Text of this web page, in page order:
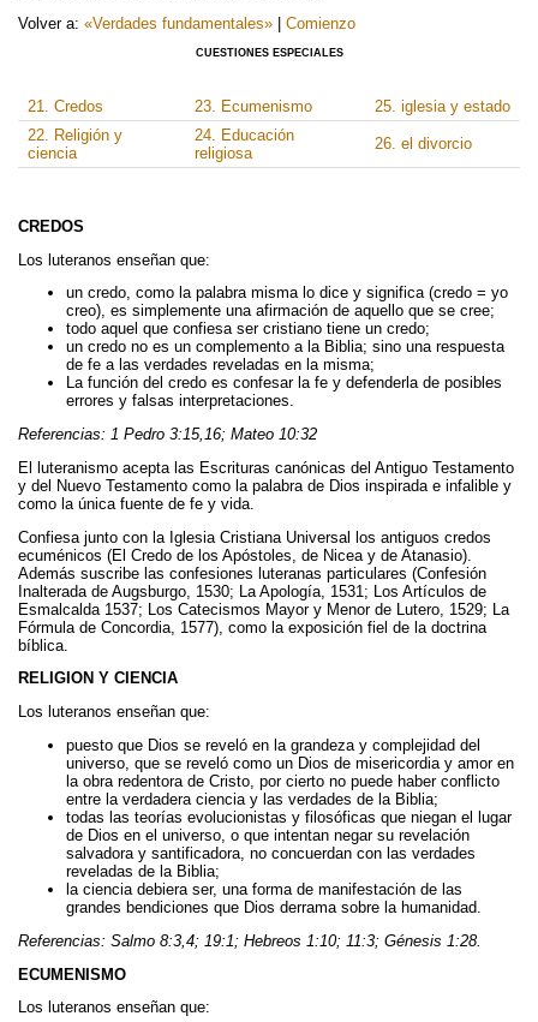
Volver a: «Verdades fundamentales» | Comienzo
CUESTIONES ESPECIALES
21. Credos 23. Ecumenismo
25. iglesia y estado
22. Religión y
ciencia
24. Educación
religiosa
26. el divorcio
CREDOS
Los luteranos enseñan que:
un credo, como la palabra misma lo dice y significa (credo = yo
creo), es simplemente una afirmación de aquello que se cree;
todo aquel que confiesa ser cristiano tiene un credo;
un credo no es un complemento a la Biblia; sino una respuesta
de fe a las verdades reveladas en la misma;
La función del credo es confesar la fe y defenderla de posibles
errores y falsas interpretaciones.
Referencias: 1 Pedro 3:15,16; Mateo 10:32
El luteranismo acepta las Escrituras canónicas del Antiguo Testamento
y del Nuevo Testamento como la palabra de Dios inspirada e infalible y
como la única fuente de fe y vida.
Confiesa junto con la Iglesia Cristiana Universal los antiguos credos
ecuménicos (El Credo de los Apóstoles, de Nicea y de Atanasio).
Además suscribe las confesiones luteranas particulares (Confesión
Inalterada de Augsburgo, 1530; La Apología, 1531; Los Artículos de
Esmalcalda 1537; Los Catecismos Mayor y Menor de Lutero, 1529; La
Fórmula de Concordia, 1577), como la exposición fiel de la doctrina
bíblica.
RELIGION Y CIENCIA
Los luteranos enseñan que:
puesto que Dios se reveló en la grandeza y complejidad del
universo, que se reveló como un Dios de misericordia y amor en
la obra redentora de Cristo, por cierto no puede haber conflicto
entre la verdadera ciencia y las verdades de la Biblia;
todas las teorías evolucionistas y filosóficas que niegan el lugar
de Dios en el universo, o que intentan negar su revelación
salvadora y santificadora, no concuerdan con las verdades
reveladas de la Biblia;
la ciencia debiera ser, una forma de manifestación de las
grandes bendiciones que Dios derrama sobre la humanidad.
Referencias: Salmo 8:3,4; 19:1; Hebreos 1:10; 11:3; Génesis 1:28.
ECUMENISMO
Los luteranos enseñan que: